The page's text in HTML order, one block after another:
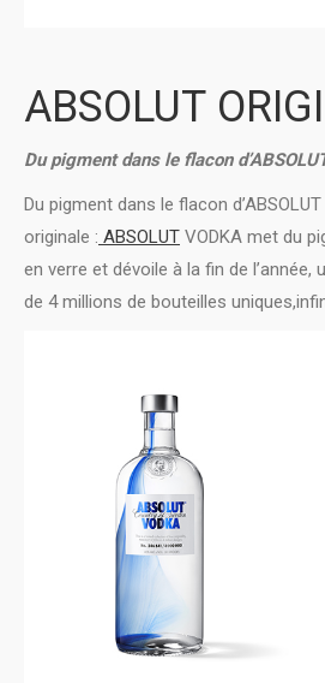
ABSOLUT
Du pigment dans le flacon
Du pigment dans le flacon
originale : ABSOLUT VODKA met du
en verre et dévoile à la fin de l’année,
de 4 millions de bouteilles